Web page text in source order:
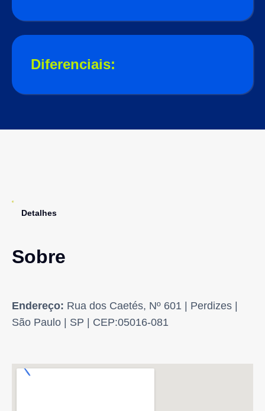
Diferenciais:
Detalhes
Sobre
Endereço: Rua dos Caetés, Nº 601 | Perdizes |
São Paulo | SP | CEP:05016-081